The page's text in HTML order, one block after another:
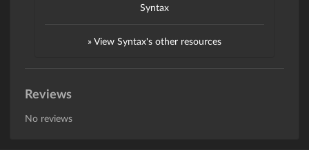
Syntax
» View Syntax's other resources
Reviews
No reviews